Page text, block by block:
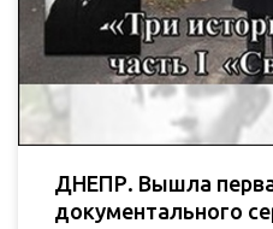
ДНЕПР. Вышла
документального